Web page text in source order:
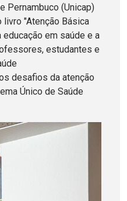
Pernambuco (Unicap)
"Atenção Básica
educação em saúde e a
estudantes e
desafios da atenção
Único de Saúde